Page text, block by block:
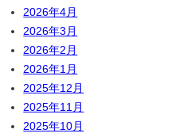
2026年4月
2026年3月
2026年2月
2026年1月
2025年12月
2025年11月
2025年10月